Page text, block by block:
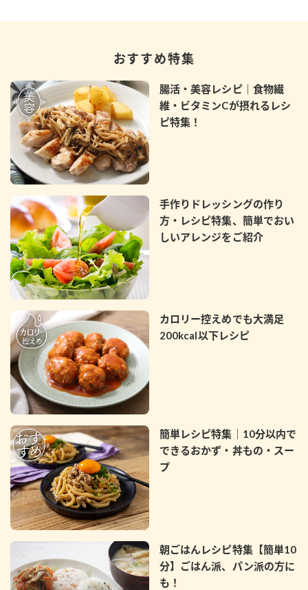
おすすめ特集
腸活・美容レシピ｜食物繊
維・ビタミンCが摂れるレシ
ピ特集！
手作りドレッシングの作り
方・レシピ特集、簡単でおい
しいアレンジをご紹介
カロリー控えめでも大満足
200kcal以下レシピ
簡単レシピ特集｜10分以内で
できるおかず・丼もの・スー
プ
朝ごはんレシピ特集【簡単10
分】ごはん派、パン派の方に
も！